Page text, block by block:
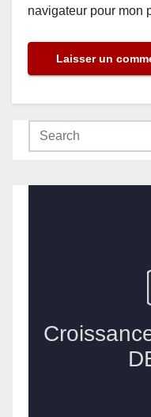
navigateur pour mon